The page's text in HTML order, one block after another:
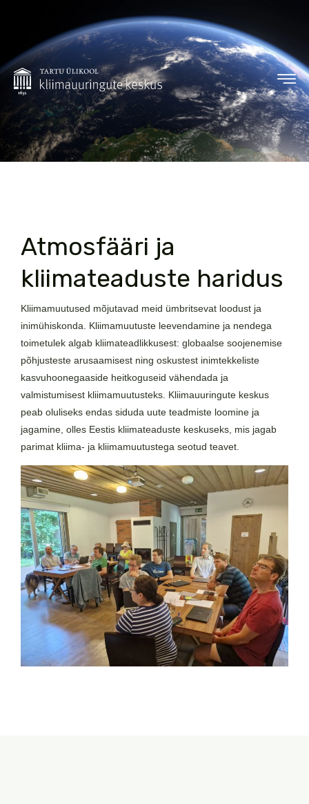
Atmosfääri ja
kliimateaduste haridus
Kliimamuutused mõjutavad meid ümbritsevat loodust ja
inimühiskonda. Kliimamuutuste leevendamine ja nendega
toimetulek algab kliimateadlikkusest: globaalse soojenemise
põhjusteste arusaamisest ning oskustest inimtekkeliste
kasvuhoonegaaside heitkoguseid vähendada ja
valmistumisest kliimamuutusteks. Kliimauuringute keskus
peab oluliseks endas siduda uute teadmiste loomine ja
jagamine, olles Eestis kliimateaduste keskuseks, mis jagab
parimat kliima- ja kliimamuutustega seotud teavet.